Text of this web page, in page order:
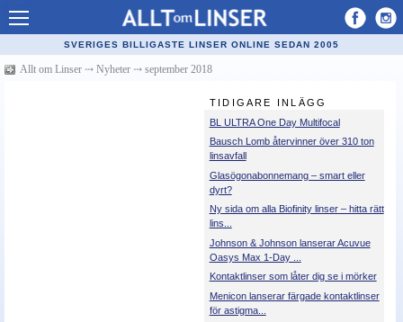
Allt om Linser
Billiga kontaktlinser
SVERIGES BILLIGASTE LINSER ONLINE SEDAN 2005
Allt om Linser ⤏ Nyheter ⤏ september 2018
TIDIGARE INLÄGG
BL ULTRA One Day Multifocal
Bausch Lomb återvinner över 310 ton
linsavfall
Glasögonabonnemang – smart eller
dyrt?
Ny sida om alla Biofinity linser – hitta rätt
lins...
Johnson & Johnson lanserar Acuvue
Oasys Max 1-Day ...
Kontaktlinser som låter dig se i mörker
Menicon lanserar färgade kontaktlinser
för astigma...